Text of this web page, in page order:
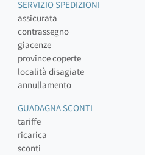
SERVIZIO SPEDIZIONI
assicurata
contrassegno
giacenze
province coperte
località disagiate
annullamento
GUADAGNA SCONTI
tariffe
ricarica
sconti